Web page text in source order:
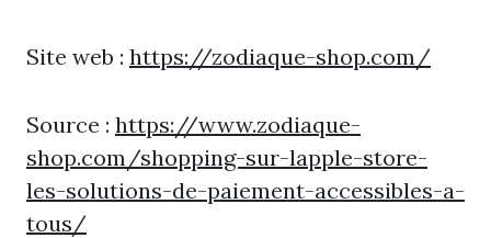
Site web : https://zodiaque-shop.com/
Source : https://www.zodiaque-
shop.com/shopping-sur-lapple-store-
les-solutions-de-paiement-accessibles-a-
tous/